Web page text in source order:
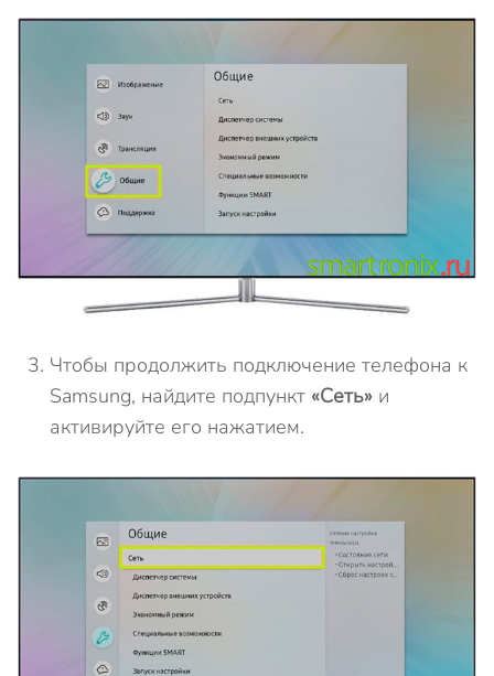
Чтобы продолжить подключение телефона к
Samsung, найдите подпункт «Сеть» и
активируйте его нажатием.